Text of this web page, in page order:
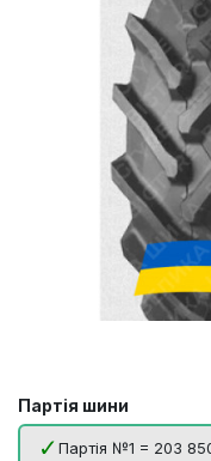
Партія шини
Партія №1 = 203